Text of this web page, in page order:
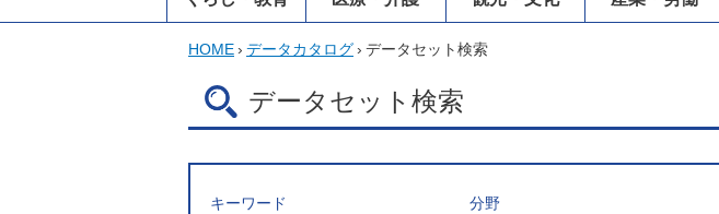
HOME› データカタログ› データセット検索
データセット検索
キーワード 分野